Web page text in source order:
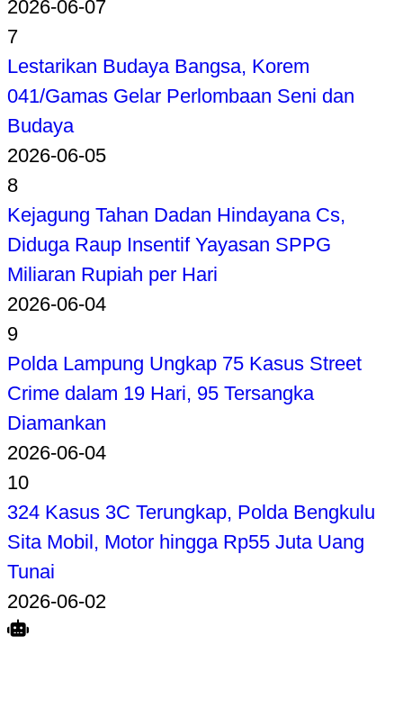
2026-06-07
7
Lestarikan Budaya Bangsa, Korem
041/Gamas Gelar Perlombaan Seni dan
Budaya
2026-06-05
8
Kejagung Tahan Dadan Hindayana Cs,
Diduga Raup Insentif Yayasan SPPG
Miliaran Rupiah per Hari
2026-06-04
9
Polda Lampung Ungkap 75 Kasus Street
Crime dalam 19 Hari, 95 Tersangka
Diamankan
2026-06-04
10
324 Kasus 3C Terungkap, Polda Bengkulu
Sita Mobil, Motor hingga Rp55 Juta Uang
Tunai
2026-06-02